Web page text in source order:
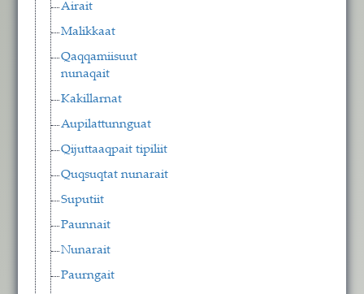
Airait
Malikkaat
Qaqqamiisuut
nunaqait
Kakillarnat
Aupilattunnguat
Qijuttaaqpait tipiliit
Quqsuqtat nunarait
Suputiit
Paunnait
Nunarait
Paurngait